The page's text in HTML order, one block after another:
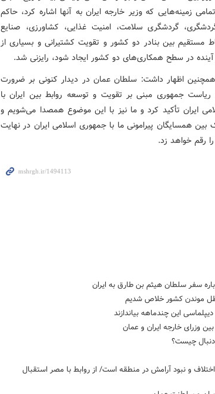
زمینه‌هایی که وزیر خارجه ایران به آنها اشاره کرد، حاکم
گردشگری سلامت، امنیت غذایی، کشاورزی، صنایع
مستقیم بین بنادر دو کشور و تقویت کشتیرانی و بسیاری از
در سطح همکاری‌های دو کشور ایجاد شود، رایزنی شد.
اظهار داشت: سلطان عمان در دیدار کنونی بر ضرورت
جمهوری مبنی بر تقویت و توسعه روابط بین ایران با
ایران تأکید کرد و ما نیز با این موضوع همصدا می‌شویم و
بین همسایگان پیرامونی ما با جمهوری اسلامی ایران در نهایت
رقم خواهد زد.
سفر سلطان هیثم بن طارق به ایران
موندن کشور خلاص شدیم
این چندماهه بیاندازند
وزرای خارجه ایران و عمان
دنبال چیست؟
و نبود آرامش در منطقه است/ از روابط با مصر استقبال